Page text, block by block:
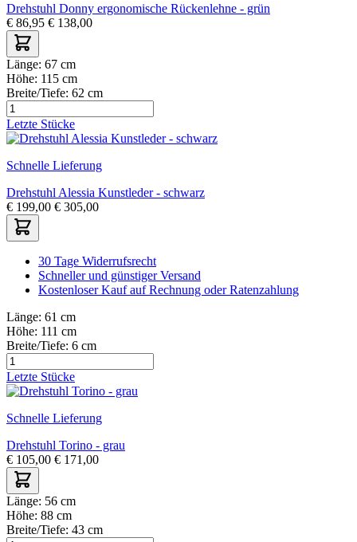
Drehstuhl Donny ergonomische Rückenlehne - grün
€ 86,95 € 138,00
Länge: 67 cm
Höhe: 115 cm
Breite/Tiefe: 62 cm
Letzte Stücke
Schnelle Lieferung
Drehstuhl Alessia Kunstleder - schwarz
€ 199,00 € 305,00
30 Tage Widerrufsrecht
Schneller und günstiger Versand
Kostenloser Kauf auf Rechnung oder Ratenzahlung
Länge: 61 cm
Höhe: 111 cm
Breite/Tiefe: 6 cm
Letzte Stücke
Schnelle Lieferung
Drehstuhl Torino - grau
€ 105,00 € 171,00
Länge: 56 cm
Höhe: 88 cm
Breite/Tiefe: 43 cm